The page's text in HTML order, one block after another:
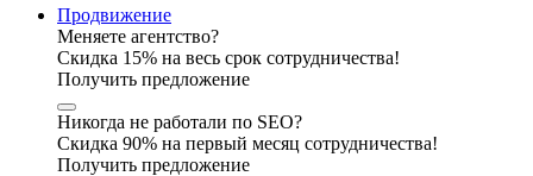
Продвижение
Меняете агентство?
Скидка 15% на весь срок сотрудничества!
Получить предложение
Никогда не работали по SEO?
Скидка 90% на первый месяц сотрудничества!
Получить предложение